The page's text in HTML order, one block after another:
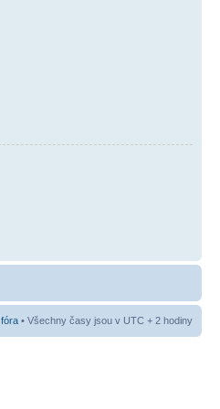
• Všechny časy jsou v UTC + 2 hodiny